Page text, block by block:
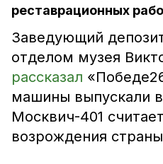
реставрационных
Заведующий
отделом музея
рассказал
машины выпускали в
Москвич-401
возрождения